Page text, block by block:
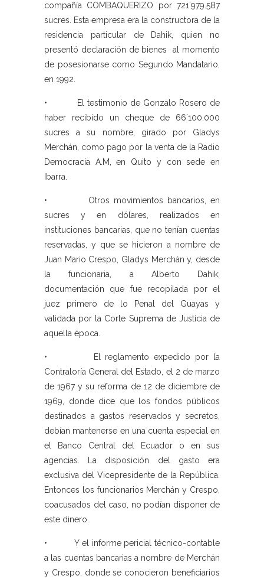
compañía COMBAQUERIZO por 721´979.587
sucres. Esta empresa era la constructora de la
residencia particular de Dahik, quien no
presentó declaración de bienes al momento
de posesionarse como Segundo Mandatario,
en 1992.
• El testimonio de Gonzalo Rosero de
haber recibido un cheque de 66´100.000
sucres a su nombre, girado por Gladys
Merchán, como pago por la venta de la Radio
Democracia A.M, en Quito y con sede en
Ibarra.
• Otros movimientos bancarios, en
sucres y en dólares, realizados en
instituciones bancarias, que no tenían cuentas
reservadas, y que se hicieron a nombre de
Juan Mario Crespo, Gladys Merchán y, desde
la funcionaria, a Alberto Dahik;
documentación que fue recopilada por el
juez primero de lo Penal del Guayas y
validada por la Corte Suprema de Justicia de
aquella época.
• El reglamento expedido por la
Contraloría General del Estado, el 2 de marzo
de 1967 y su reforma de 12 de diciembre de
1969, donde dice que los fondos públicos
destinados a gastos reservados y secretos,
debían mantenerse en una cuenta especial en
el Banco Central del Ecuador o en sus
agencias. La disposición del gasto era
exclusiva del Vicepresidente de la República.
Entonces los funcionarios Merchán y Crespo,
coacusados del caso, no podían disponer de
este dinero.
• Y el informe pericial técnico-contable
a las cuentas bancarias a nombre de Merchán
y Crespo, donde se conocieron beneficiarios